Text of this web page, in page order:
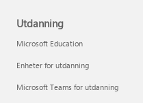
Utdanning
Microsoft Education
Enheter for utdanning
Microsoft Teams for utdanning